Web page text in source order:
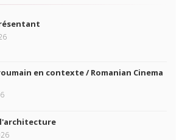
en contexte / Romanian Cinema